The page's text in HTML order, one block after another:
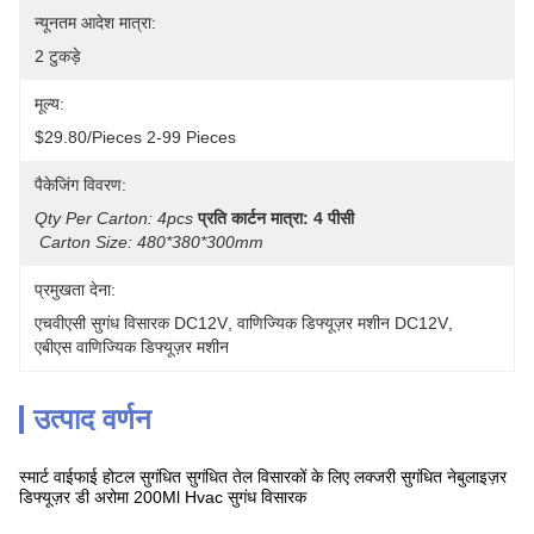
न्यूनतम आदेश मात्रा:
2 टुकड़े
मूल्य:
$29.80/pieces 2-99 Pieces
पैकेजिंग विवरण:
Qty Per Carton: 4pcs प्रति कार्टन मात्रा: 4 पीसी
Carton Size: 480*380*300mm
प्रमुखता देना:
एचवीएसी सुगंध विसारक DC12V वाणिज्यिक डिफ्यूज़र मशीन DC12V
एबीएस वाणिज्यिक डिफ्यूज़र मशीन
उत्पाद वर्णन
स्मार्ट वाईफाई होटल सुगंधित सुगंधित तेल विसारकों के लिए लक्जरी सुगंधित नेबुलाइज़र
डिफ्यूज़र डी अरोमा 200Ml Hvac सुगंध विसारक